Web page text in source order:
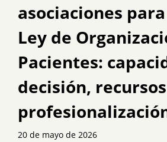
asociaciones
Ley de
Pacientes:
decisión,
20 de mayo de 2026